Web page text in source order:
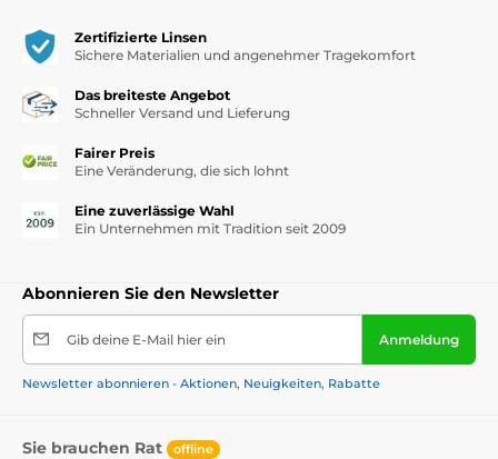
Zertifizierte Linsen
Sichere Materialien und angenehmer Tragekomfort
Das breiteste Angebot
Schneller Versand und Lieferung
Fairer Preis
Eine Veränderung, die sich lohnt
Eine zuverlässige Wahl
Ein Unternehmen mit Tradition seit 2009
Abonnieren Sie den Newsletter
Gib deine E-Mail hier ein Anmeldung
Newsletter abonnieren - Aktionen, Neuigkeiten, Rabatte
Sie brauchen Rat offline